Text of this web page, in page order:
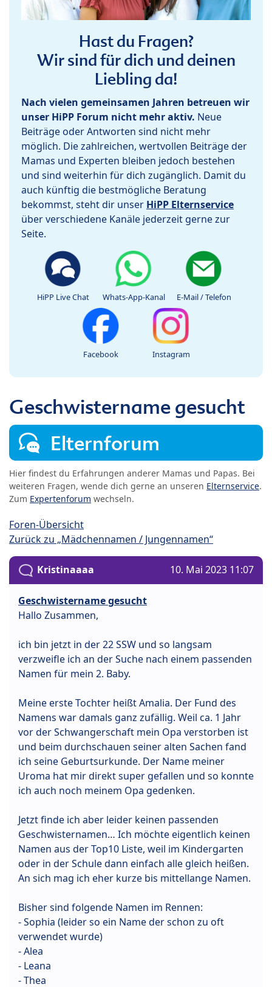
Hast du Fragen?
Wir sind für dich und deinen
Liebling da!
Nach vielen gemeinsamen Jahren betreuen wir
unser HiPP Forum nicht mehr aktiv. Neue
Beiträge oder Antworten sind nicht mehr
möglich. Die zahlreichen, wertvollen Beiträge der
Mamas und Experten bleiben jedoch bestehen
und sind weiterhin für dich zugänglich. Damit du
auch künftig die bestmögliche Beratung
bekommst, steht dir unser HiPP Elternservice
über verschiedene Kanäle jederzeit gerne zur
Seite.
HiPP Live Chat Whats-App-Kanal E-Mail / Telefon
Facebook Instagram
Geschwistername gesucht
Elternforum
Hier findest du Erfahrungen anderer Mamas und Papas. Bei
weiteren Fragen, wende dich gerne an unseren Elternservice.
Zum Expertenforum wechseln.
Foren-Übersicht
Zurück zu „Mädchennamen / Jungennamen“
Kristinaaaa 10. Mai 2023 11:07
Geschwistername gesucht
Hallo Zusammen,
ich bin jetzt in der 22 SSW und so langsam
verzweifle ich an der Suche nach einem passenden
Namen für mein 2. Baby.
Meine erste Tochter heißt Amalia. Der Fund des
Namens war damals ganz zufällig. Weil ca. 1 Jahr
vor der Schwangerschaft mein Opa verstorben ist
und beim durchschauen seiner alten Sachen fand
ich seine Geburtsurkunde. Der Name meiner
Uroma hat mir direkt super gefallen und so konnte
ich auch noch meinem Opa gedenken.
Jetzt finde ich aber leider keinen passenden
Geschwisternamen… Ich möchte eigentlich keinen
Namen aus der Top10 Liste, weil im Kindergarten
oder in der Schule dann einfach alle gleich heißen.
An sich mag ich eher kurze bis mittellange Namen.
Bisher sind folgende Namen im Rennen:
- Sophia (leider so ein Name der schon zu oft
verwendet wurde)
- Alea
- Leana
- Thea